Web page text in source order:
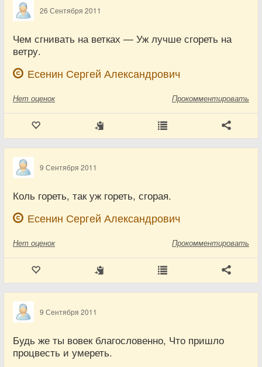
26 Сентября 2011
Чем сгнивать на ветках — Уж лучше сгореть на
ветру.
Есенин Сергей Александрович
Нет оценок Прокомментировать
9 Сентября 2011
Коль гореть, так уж гореть, сгорая.
Есенин Сергей Александрович
Нет оценок Прокомментировать
9 Сентября 2011
Будь же ты вовек благословенно, Что пришло
процвесть и умереть.